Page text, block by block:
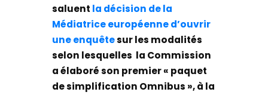
saluent la décision de la
Médiatrice européenne d’ouvrir
une enquêtesur les modalités
selon lesquelles la Commission
a élaboré son premier « paquet
de simplification Omnibus », à la